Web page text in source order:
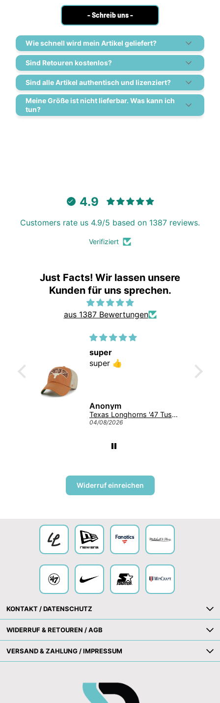
- Schreib uns -
Wie schnell wird mein Artikel geliefert?
Sind Retouren kostenlos?
Sind alle Artikel authentisch und lizenziert?
Meine Größe ist nicht lieferbar. Was kann ich
tun?
4.9
Customers rate us 4.9/5 based on 1387 reviews.
Verifiziert
Just Facts! Wir lassen unsere
Kunden für uns sprechen.
aus 1387 Bewertungen
Klasse Verarbeitung
Klasse Verarbeitung.
Jeannine Voigt
04/08/2026
Widerruf einreichen
KONTAKT / DATENSCHUTZ
WIDERRUF & RETOUREN / AGB
VERSAND & ZAHLUNG / IMPRESSUM